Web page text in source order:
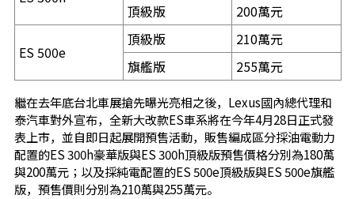
頂級版
200萬元
ES 500e
頂級版
210萬元
旗艦版
255萬元
繼在去年底台北車展搶先曝光亮相之後，Lexus國內總代理和
泰汽車對外宣布，全新大改款ES車系將在今年4月28日正式發
表上市，並自即日起展開預售活動，販售編成區分採油電動力
配置的ES 300h豪華版與ES 300h頂級版預售價格分別為180萬
與200萬元；以及採純電配置的ES 500e頂級版與ES 500e旗艦
版，預售價則分別為210萬與255萬元。